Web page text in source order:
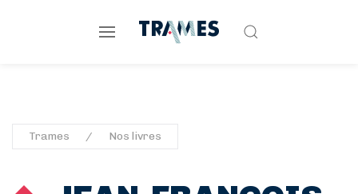
Trames Nos livres